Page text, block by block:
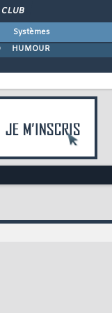
CLUB
Systèmes
HUMOUR